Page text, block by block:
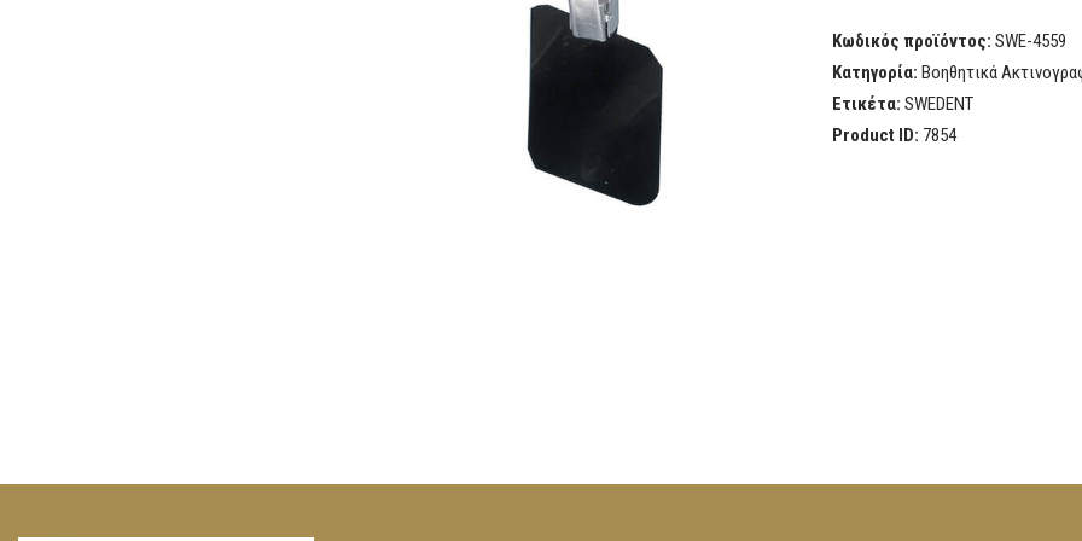
Κωδικός προϊόντος:SWE-4559
Κατηγορία:Βοηθητικά
Ετικέτα:SWEDENT
Product ID: 7854